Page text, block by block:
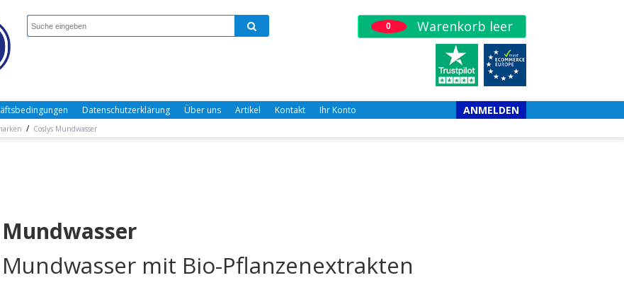
0 Warenkorb leer
Datenschutzerklärung Über uns Artikel Kontakt Ihr Konto ANMELDEN
/ Coslys Mundwasser
Mundwasser mit Bio-Pflanzenextrakten